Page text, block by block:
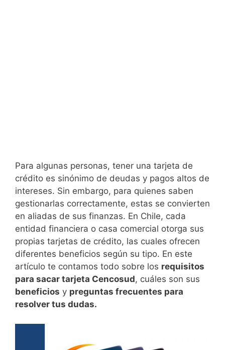
Para algunas personas, tener una tarjeta de
crédito es sinónimo de deudas y pagos altos de
intereses. Sin embargo, para quienes saben
gestionarlas correctamente, estas se convierten
en aliadas de sus finanzas. En Chile, cada
entidad financiera o casa comercial otorga sus
propias tarjetas de crédito, las cuales ofrecen
diferentes beneficios según su tipo. En este
artículo te contamos todo sobre los requisitos
para sacar tarjeta Cencosud, cuáles son sus
beneficios y preguntas frecuentes para
resolver tus dudas.